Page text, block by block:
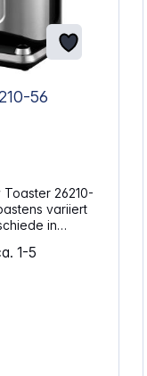
56
26210-
variiert
in
und
gut das Brot
ist,
1-5